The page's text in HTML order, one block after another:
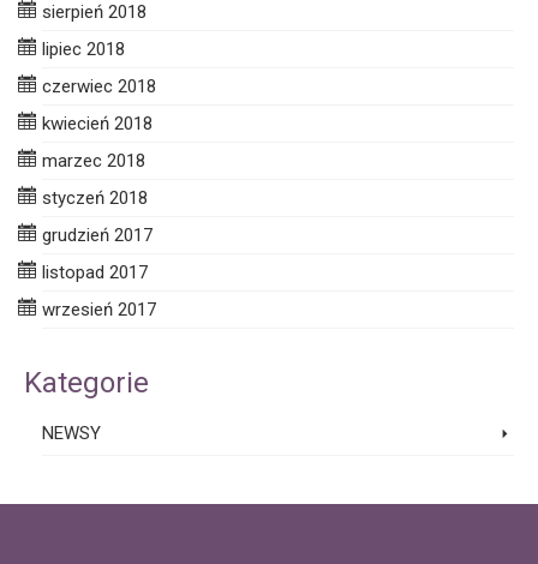
sierpień 2018
lipiec 2018
czerwiec 2018
kwiecień 2018
marzec 2018
styczeń 2018
grudzień 2017
listopad 2017
wrzesień 2017
Kategorie
NEWSY